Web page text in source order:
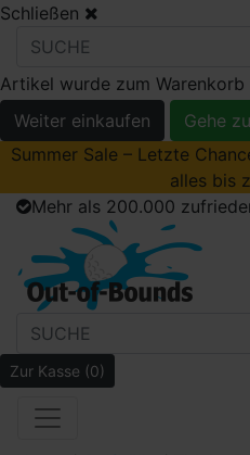
Schließen
Artikel wurde zum
Weiter einkaufen
Gehe
Summer Sale – Letzte
alles bis
Mehr als 200.000
Zur Kasse (0)